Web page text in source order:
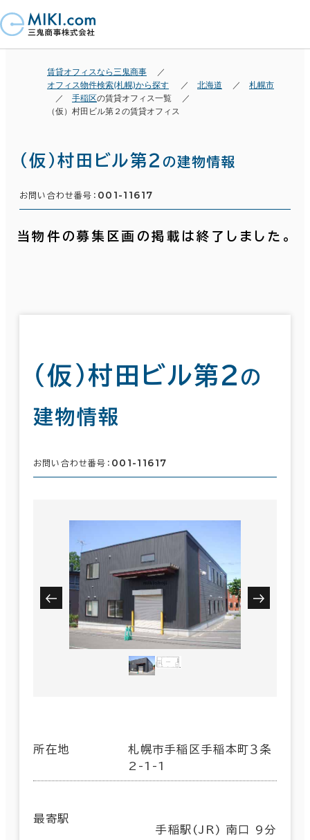
賃貸オフィスなら三鬼商事
オフィス物件検索(札幌)から探す
北海道
札幌市
手稲区の賃貸オフィス一覧
（仮）村田ビル第２の賃貸オフィス
（仮）村田ビル第２ の建物情報
お問い合わせ番号： 001-11617
当物件の募集区画の掲載は終了しました。
（仮）村田ビル第２ の
建物情報
お問い合わせ番号： 001-11617
所在地
札幌市手稲区手稲本町３条
2-1-1
最寄駅
手稲駅(JR) 南口 9分